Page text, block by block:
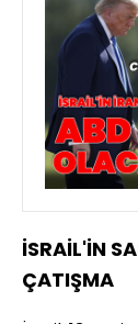
İSRAİL'İN
ÇATIŞMA